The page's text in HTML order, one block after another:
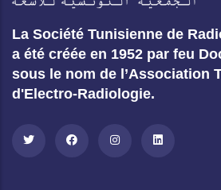
La Société Tunisienne de
a été créée en 1952 par feu
sous le nom de l’Association
d'Electro-Radiologie.